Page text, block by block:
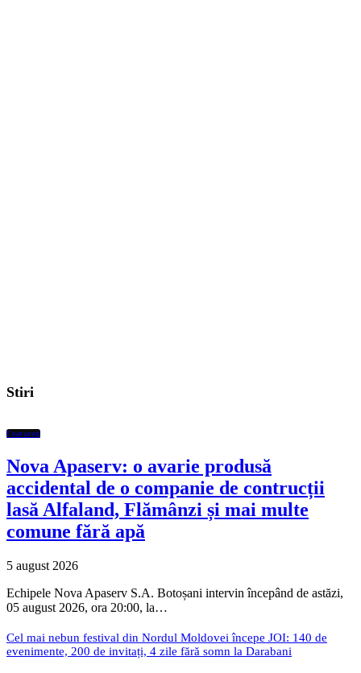
Stiri
Featured
Nova Apaserv: o avarie produsă
accidental de o companie de contrucții
lasă Alfaland, Flămânzi și mai multe
comune fără apă
5 august 2026
Echipele Nova Apaserv S.A. Botoșani intervin începând de astăzi,
05 august 2026, ora 20:00, la…
Cel mai nebun festival din Nordul Moldovei începe JOI: 140 de
evenimente, 200 de invitați, 4 zile fără somn la Darabani